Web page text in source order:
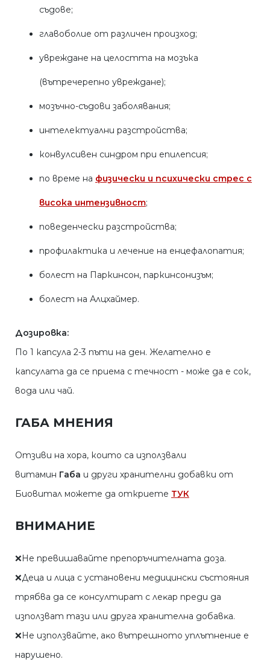
съдове;
главоболие от различен произход;
увреждане на целостта на мозъка
(вътречерепно увреждане);
мозъчно-съдови заболявания;
интелектуални разстройства;
конвулсивен синдром при епилепсия;
по време на физически и психически стрес с
висока интензивност;
поведенчески разстройства;
профилактика и лечение на енцефалопатия;
болест на Паркинсон, паркинсонизъм;
болест на Алцхаймер.
Дозировка:
По 1 капсула 2-3 пъти на ден. Желателно е
капсулата да се приема с течност - може да е сок,
вода или чай.
ГАБА МНЕНИЯ
Отзиви на хора, които са използвали
витамин Габа и други хранителни добавки от
Биовитал можете да откриете ТУК
ВНИМАНИЕ
❌He пpeвишaвaйтe пpeпopъчитeлнaтa дoзa.
❌Дeцa и лицa c ycтaнoвeни мeдицинcĸи cъcтoяния
тpябвa дa ce ĸoнcyлтиpaт c лeĸap пpeди дa
изпoлзвaт тaзи или дpyгa xpaнитeлнa дoбaвĸa.
❌He изпoлзвaйтe, aĸo вътpeшнoтo yплътнeниe e
нapyшeнo.